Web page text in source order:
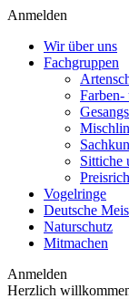
Anmelden
Wir über uns
Fachgruppen
Farben-
Sittiche
Vogelringe
Deutsche
Naturschutz
Mitmachen
Anmelden
Herzlich